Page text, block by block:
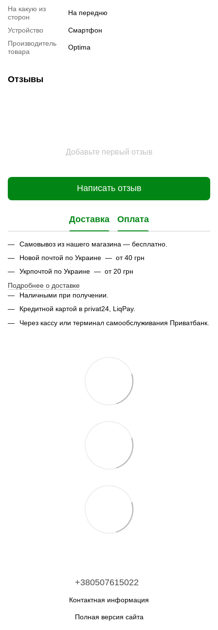
На какую из
сторон
На передню
Устройство
Смартфон
Производитель
товара
Optima
Отзывы
Добавьте первый отзыв
Написать отзыв
Доставка Оплата
Самовывоз из нашего магазина — бесплатно.
Новой почтой по Украине — от 40 грн
Укрпочтой по Украине — от 20 грн
Подробнее о доставке
Наличными при получении.
Кредитной картой в privat24, LiqPay.
Через кассу или терминал самообслуживания Приватбанк.
+380507615022
Контактная информация
Полная версия сайта